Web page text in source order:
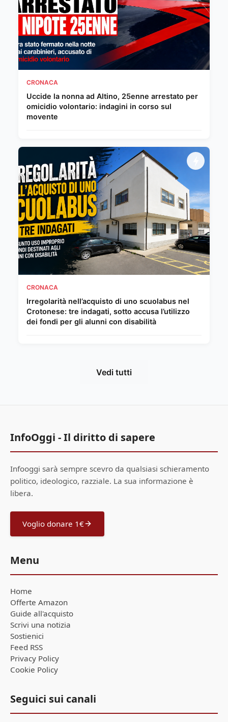
CRONACA
Uccide la nonna ad Altino, 25enne arrestato per
omicidio volontario: indagini in corso sul
movente
CRONACA
Irregolarità nell’acquisto di uno scuolabus nel
Crotonese: tre indagati, sotto accusa l’utilizzo
dei fondi per gli alunni con disabilità
Vedi tutti
InfoOggi - Il diritto di sapere
Infooggi sarà sempre scevro da qualsiasi schieramento
politico, ideologico, razziale. La sua informazione è
libera.
Voglio donare 1€
Menu
Home
Offerte Amazon
Guide all'acquisto
Scrivi una notizia
Sostienici
Feed RSS
Privacy Policy
Cookie Policy
Seguici sui canali